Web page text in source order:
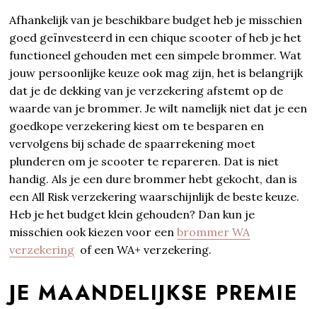
Afhankelijk van je beschikbare budget heb je misschien
goed geïnvesteerd in een chique scooter of heb je het
functioneel gehouden met een simpele brommer. Wat
jouw persoonlijke keuze ook mag zijn, het is belangrijk
dat je de dekking van je verzekering afstemt op de
waarde van je brommer. Je wilt namelijk niet dat je een
goedkope verzekering kiest om te besparen en
vervolgens bij schade de spaarrekening moet
plunderen om je scooter te repareren. Dat is niet
handig. Als je een dure brommer hebt gekocht, dan is
een All Risk verzekering waarschijnlijk de beste keuze.
Heb je het budget klein gehouden? Dan kun je
misschien ook kiezen voor eenbrommer WA
verzekering of een WA+ verzekering.
JE MAANDELIJKSE PREMIE